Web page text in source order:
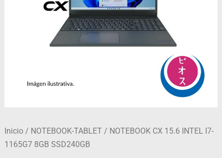
Inicio / NOTEBOOK-TABLET / NOTEBOOK CX 15.6 INTEL I7-
1165G7 8GB SSD240GB